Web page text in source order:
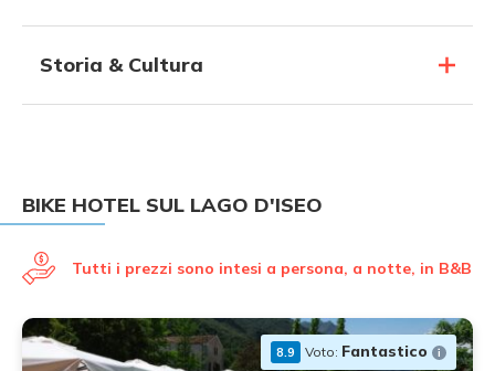
Storia & Cultura
BIKE HOTEL SUL LAGO D'ISEO
Tutti i prezzi sono intesi a persona, a notte, in B&B
8.9 Voto: Fantastico